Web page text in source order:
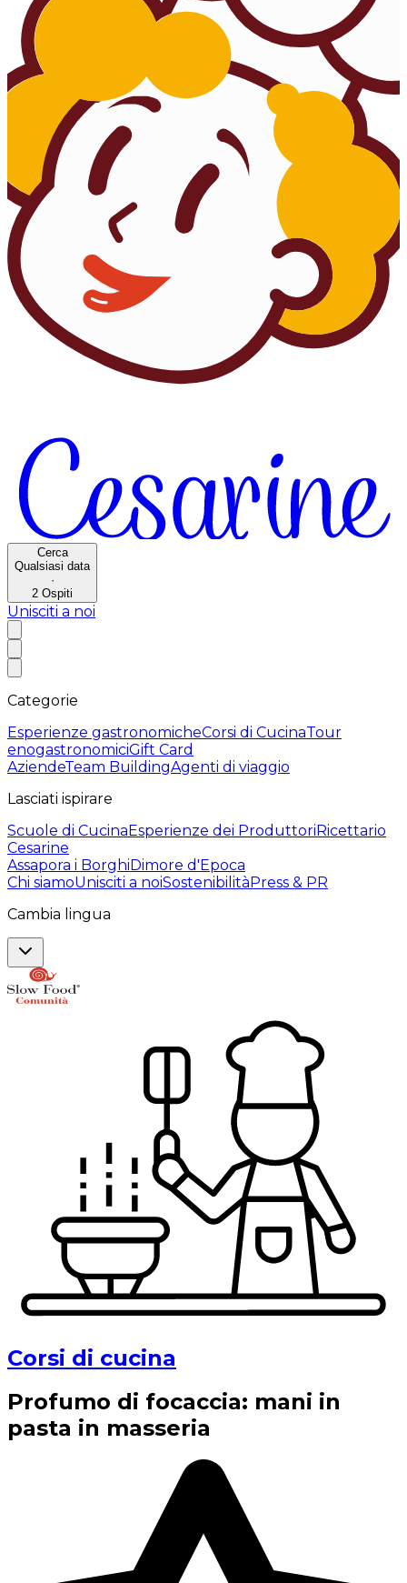
Cerca
Qualsiasi data
·
2 Ospiti
Unisciti a noi
Categorie
Esperienze gastronomicheCorsi di CucinaTour
enogastronomiciGift Card
AziendeTeam BuildingAgenti di viaggio
Lasciati ispirare
Scuole di CucinaEsperienze dei ProduttoriRicettario
Cesarine
Assapora i BorghiDimore d'Epoca
Chi siamoUnisciti a noiSostenibilitàPress & PR
Cambia lingua
Corsi di cucina
Profumo di focaccia: mani in
pasta in masseria